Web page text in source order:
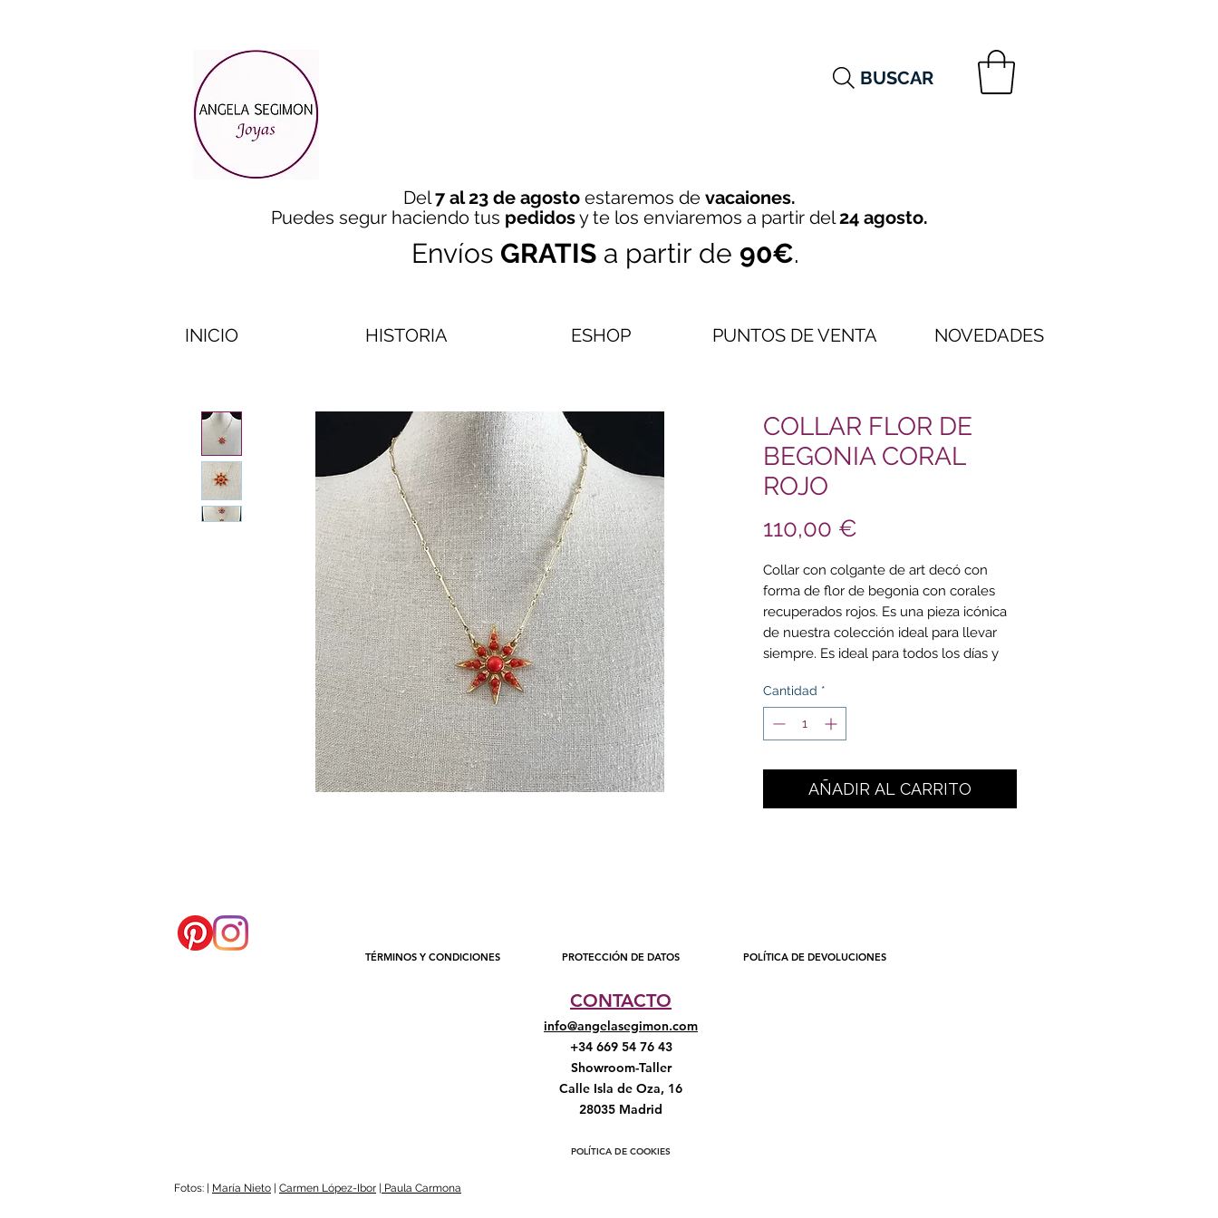
BUSCAR
Del7 al 23 de agosto estaremos de vacaiones.
Puedes segur haciendo tus pedidosy te los enviaremos a partir del24 agosto.
Envíos GRATIS a partir de 90€.
INICIO HISTORIA ESHOP PUNTOS DE VENTA NOVEDADES
COLLAR FLOR DE
BEGONIA CORAL
ROJO
110,00 €
Collar con colgante de art decó con
forma de flor de begonia con corales
recuperados rojos. Es una pieza icónica
de nuestra colección ideal para llevar
siempre. Es ideal para todos los días y
este collar. Se venden por unidad.
Medidas: el coral central mide 0,6
en oro y mide 44 cm y se puede
acortar a 43, a 41 y a 39 cm. La flor
Cantidad *
AÑADIR AL CARRITO
TÉRMINOS Y CONDICIONES PROTECCIÓN DE DATOS POLÍTICA DE DEVOLUCIONES
CONTACTO
info@angelasegimon.com
+34 669 54 76 43
Showroom-Taller
Calle Isla de Oza, 16
28035 Madrid
POLÍTICA DE COOKIES
Fotos: | María Nieto Carmen López-Ibor | Paula Carmona